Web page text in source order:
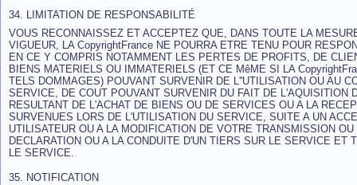
34. LIMITATION DE RESPONSABILITÉ
VOUS RECONNAISSEZ ET ACCEPTEZ QUE, DANS TOUTE LA
VIGUEUR, LA CopyrightFrance NE POURRA ETRE TENU POUR
EN CE Y COMPRIS NOTAMMENT LES PERTES DE PROFITS, DE
BIENS MATERIELS OU IMMATERIELS (ET CE MêME SI LA
TELS DOMMAGES) POUVANT SURVENIR DE L''UTILISATION OU AU
SERVICE, DE COUT POUVANT SURVENIR DU FAIT DE
RESULTANT DE L'ACHAT DE BIENS OU DE SERVICES OU A LA
SURVENUES LORS DE L'UTILISATION DU SERVICE, SUITE A UN
UTILISATEUR OU A LA MODIFICATION DE VOTRE TRANSMISSION
DECLARATION OU A LA CONDUITE D'UN TIERS SUR LE SERVICE
LE SERVICE.
35. NOTIFICATION